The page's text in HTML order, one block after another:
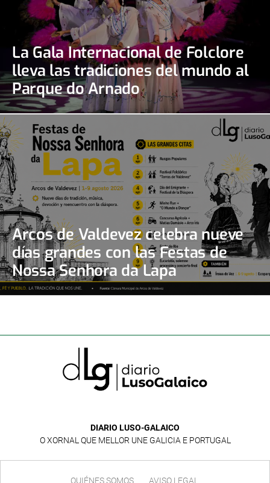
La Gala Internacional de Folclore
lleva las tradiciones del mundo al
Parque do Arnado
Arcos de Valdevez celebra nueve
días grandes con las Festas de
Nossa Senhora da Lapa
DIARIO LUSO-GALAICO
O XORNAL QUE MELLOR UNE GALICIA E PORTUGAL
QUIÉNES SOMOS AVISO LEGAL